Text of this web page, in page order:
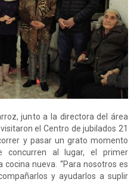
junto a la directora del área
el Centro de jubilados 21
y pasar un grato momento
concurren al lugar, el primer
nueva. “Para nosotros es
y ayudarlos a suplir